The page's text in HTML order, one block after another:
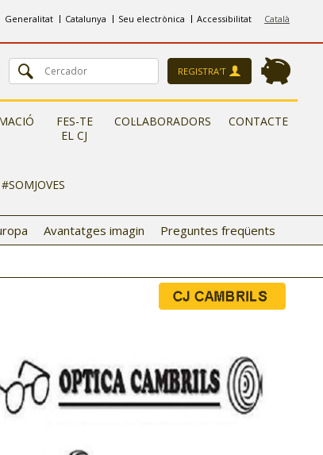
Català
Generalitat Catalunya Seu electrònica Accessibilitat
REGISTRA'T
FES-TE
EL CJ
COL·LABORADORS CONTACTE
Avantatges imagin Preguntes freqüents